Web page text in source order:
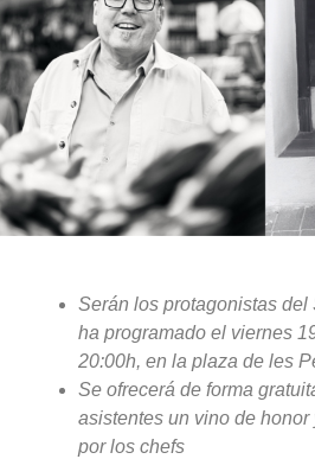
Serán los protagonistas
ha programado el viernes
20:00h, en la plaza de les
Se ofrecerá de forma
asistentes un vino de
por los chefs